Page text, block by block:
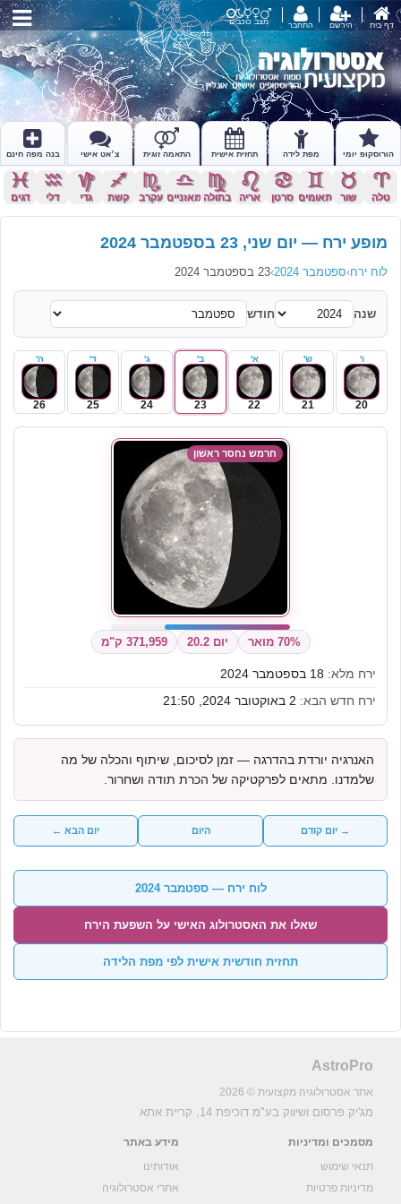
דף בית הירשם התחבר מצב כוכבים
הורוסקופ יומי מפת לידה תחזית אישית התאמה זוגית צ׳אט אישי בנה מפה חינם
a
טלה
s
שור
d
תאומים
f
סרטן
g
אריה
h
בתולה
j
מאזניים
k
עקרב
l
קשת
z
גדי
x
דלי
c
דגים
מופע ירח — יום שני, 23 בספטמבר 2024
לוח ירח›ספטמבר 2024 ›23 בספטמבר 2024
שנה חודש
ו'
20
ש'
21
א'
22
ב'
23
ג'
24
ד'
25
ה'
26
חרמש נחסר ראשון
70% מואר יום 20.2 371,959 ק"מ
ירח מלא:
ירח חדש הבא:
האנרגיה יורדת בהדרגה — זמן לסיכום, שיתוף והכלה של מה
שלמדנו. מתאים לפרקטיקה של הכרת תודה ושחרור.
→ יום קודם היום יום הבא ←
לוח ירח — ספטמבר 2024
שאלו את האסטרולוג האישי על השפעת הירח
תחזית חודשית אישית לפי מפת הלידה
AstroPro
אתר אסטרולוגיה מקצועית © 2026
מג'יק פרסום ושיווק בע"מ דוכיפת 14, קריית אתא
מסמכים ומדיניות
תנאי שימוש
מדיניות פרטיות
מידע באתר
אודותינו
אתרי אסטרולוגיה